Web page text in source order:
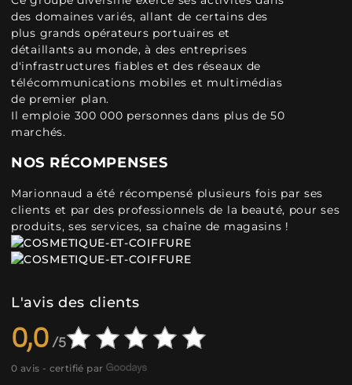
des domaines variés, allant de certains des
plus grands opérateurs portuaires et
détaillants au monde, à des entreprises
d'infrastructures fiables et des réseaux de
télécommunications mobiles et multimédias
de premier plan.
Il emploie 300 000 personnes dans plus de 50
marchés.
NOS RÉCOMPENSES
Marionnaud a été récompensé plusieurs fois par ses
clients et par des professionnels de la beauté, pour ses
produits, ses services, sa chaîne de magasins !
L'avis des clients
0,0
0 avis - certifié par